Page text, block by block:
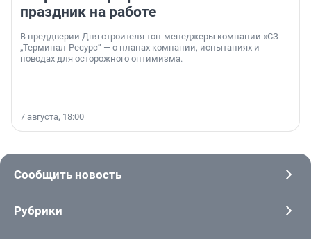
праздник на работе
В преддверии Дня строителя топ-менеджеры компании «СЗ
„Терминал-Ресурс“ — о планах компании, испытаниях и
поводах для осторожного оптимизма.
7 августа, 18:00
Сообщить новость
Рубрики